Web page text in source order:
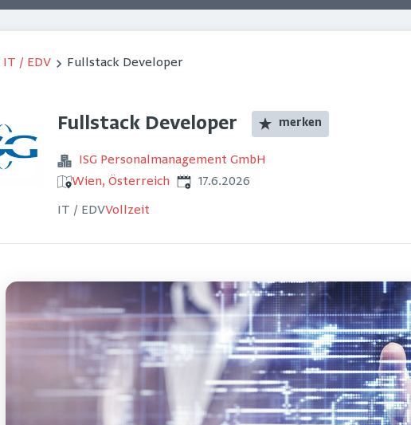
IT / EDV Fullstack Developer
Fullstack Developer merken
ISG Personalmanagement GmbH
Wien, Österreich Veröffentlicht
17.6.2026
IT / EDVVollzeit